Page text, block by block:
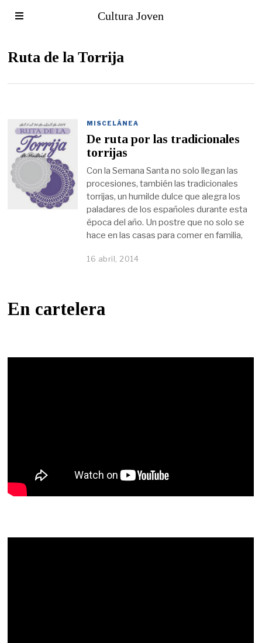
Cultura Joven
Ruta de la Torrija
MISCELÁNEA
De ruta por las tradicionales
torrijas
Con la Semana Santa no solo llegan las
procesiones, también las tradicionales
torrijas, un humilde dulce que alegra los
paladares de los españoles durante esta
época del año. Un postre que no solo se
hace en las casas para comer en familia,
16 abril, 2014
En cartelera